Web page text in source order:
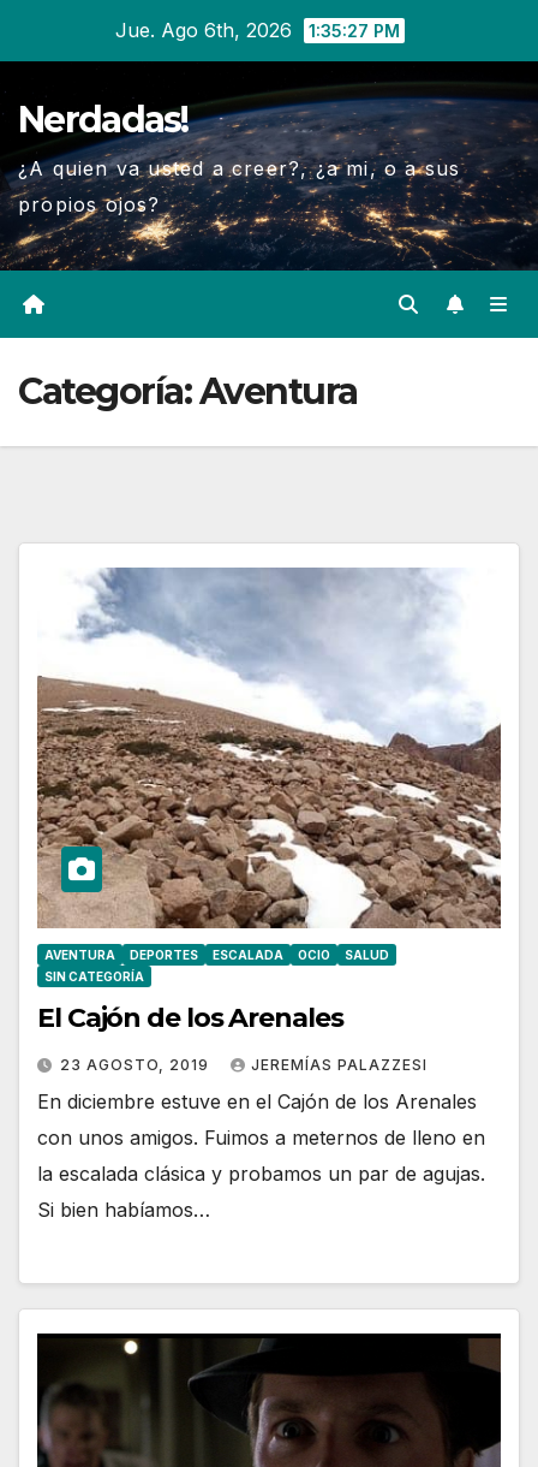
contenido
Jue. Ago 6th, 2026 1:35:29 PM
Nerdadas!
¿A quien va usted a creer?, ¿a mi, o a sus
propios ojos?
Categoría:Aventura
AVENTURA DEPORTES ESCALADA OCIO
SALUD
SIN CATEGORÍA
El Cajón de los Arenales
23 AGOSTO, 2019 JEREMÍAS PALAZZESI
En diciembre estuve en el Cajón de los Arenales
con unos amigos. Fuimos a meternos de lleno en
la escalada clásica y probamos un par de agujas.
Si bien habíamos…